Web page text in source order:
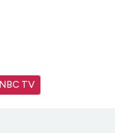
TV